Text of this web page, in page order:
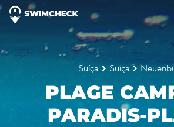
Suíça Suíça
PLAGE
PARADIS-